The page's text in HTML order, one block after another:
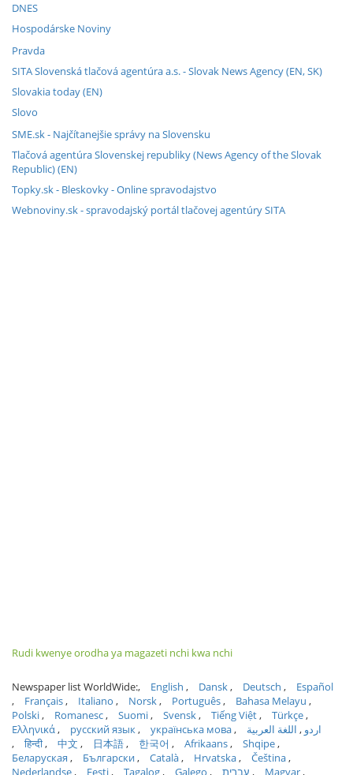
DNES
Hospodárske Noviny
Pravda
SITA Slovenská tlačová agentúra a.s. - Slovak News Agency (EN, SK)
Slovakia today (EN)
Slovo
SME.sk - Najčítanejšie správy na Slovensku
Tlačová agentúra Slovenskej republiky (News Agency of the Slovak
Republic) (EN)
Topky.sk - Bleskovky - Online spravodajstvo
Webnoviny.sk - spravodajský portál tlačovej agentúry SITA
Rudi kwenye orodha ya magazeti nchi kwa nchi
Newspaper list WorldWide: English Dansk Deutsch
Español
Français
Italiano Norsk Português
Bahasa Melayu
Polski
Romanesc Suomi Svensk Tiếng Việt
Türkçe
Ελληνικά
русский язык українська мова اردو
اللغة العربية
हिन्दी
中文 日本語 한국어 Afrikaans
Shqipe
Беларуская
Български Català Hrvatska
Čeština
Nederlandse
Eesti Tagalog Galego עברית Magyar